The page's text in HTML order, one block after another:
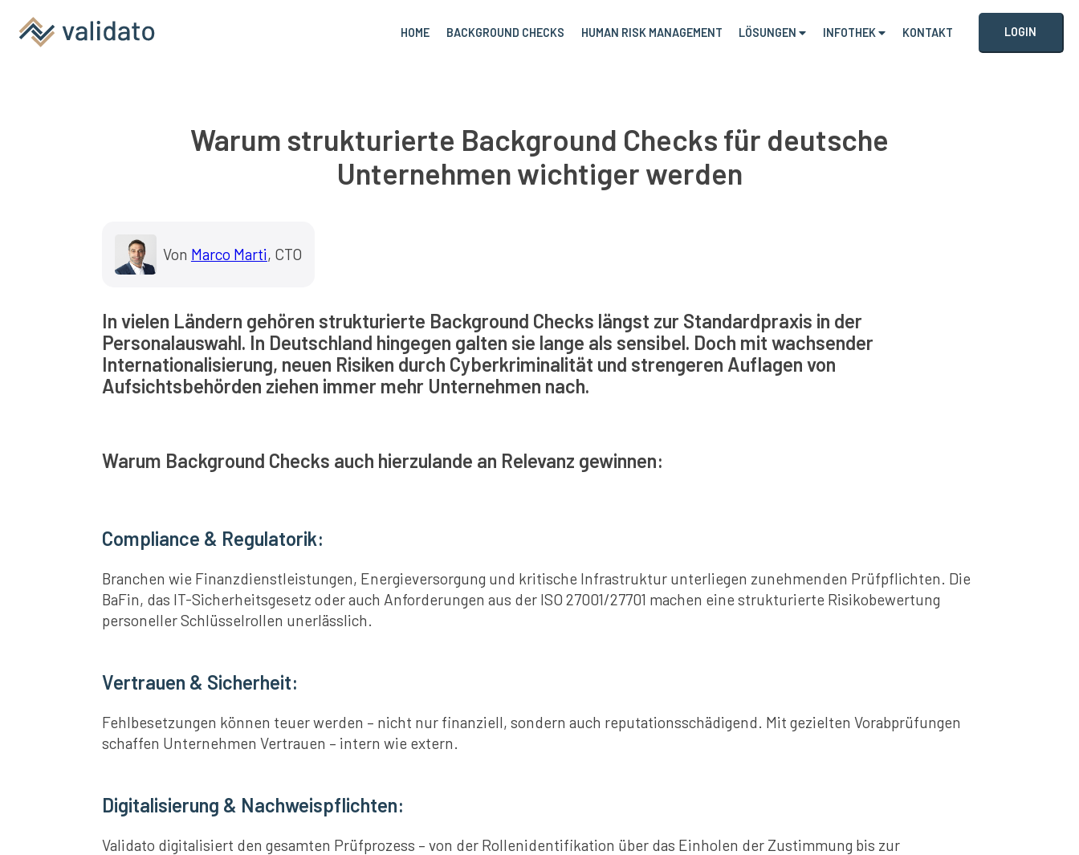
HOME BACKGROUND CHECKS HUMAN RISK MANAGEMENT LÖSUNGEN INFOTHEK KONTAKT LOGIN
Warum strukturierte Background Checks für deutsche
Unternehmen wichtiger werden
Von Marco Marti, CTO
In vielen Ländern gehören strukturierte Background Checks längst zur Standardpraxis in der
Personalauswahl. In Deutschland hingegen galten sie lange als sensibel. Doch mit wachsender
Internationalisierung, neuen Risiken durch Cyberkriminalität und strengeren Auflagen von
Aufsichtsbehörden ziehen immer mehr Unternehmen nach.
Warum Background Checks auch hierzulande an Relevanz gewinnen:
Compliance & Regulatorik:
Branchen wie Finanzdienstleistungen, Energieversorgung und kritische Infrastruktur unterliegen zunehmenden Prüfpflichten. Die
BaFin, das IT-Sicherheitsgesetz oder auch Anforderungen aus der ISO 27001/27701 machen eine strukturierte Risikobewertung
personeller Schlüsselrollen unerlässlich.
Vertrauen & Sicherheit:
Fehlbesetzungen können teuer werden – nicht nur finanziell, sondern auch reputationsschädigend. Mit gezielten Vorabprüfungen
schaffen Unternehmen Vertrauen – intern wie extern.
Digitalisierung & Nachweispflichten:
Validato digitalisiert den gesamten Prüfprozess – von der Rollenidentifikation über das Einholen der Zustimmung bis zur